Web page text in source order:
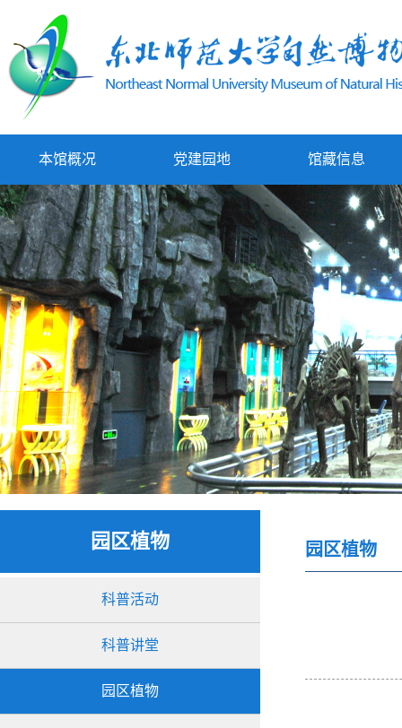
本馆概况 党建园地 馆藏信息
园区植物
科普活动
科普讲堂
园区植物
园区植物